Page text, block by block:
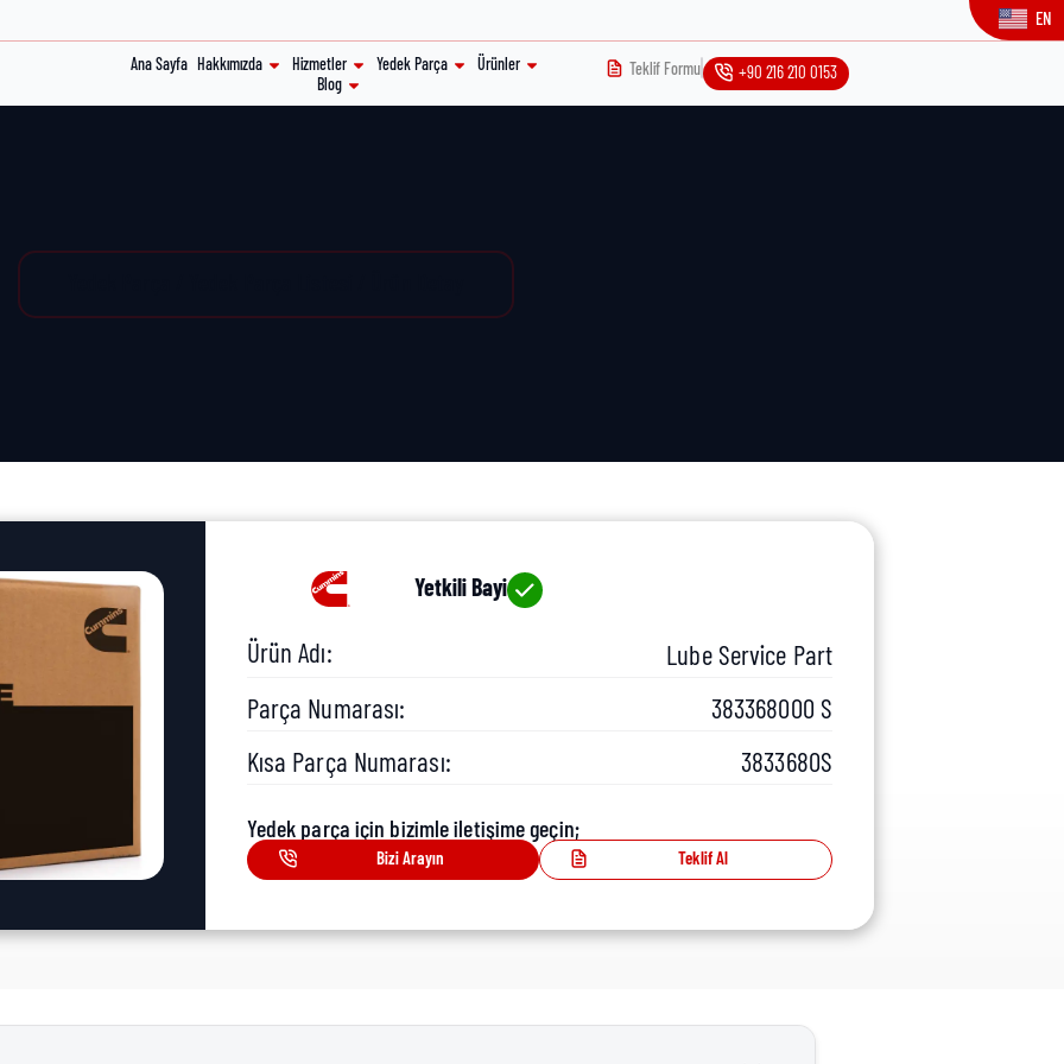
EN
Ana Sayfa Hakkımızda Hizmetler Yedek Parça
Ürünler
Blog
Teklif Formu +90 216 210 0153
Yetkili Bayi
Ürün Adı:
Lube Service Part
Parça Numarası:
383368000 S
Kısa Parça Numarası:
3833680S
Yedek parça için bizimle iletişime geçin;
Bizi Arayın Teklif Al